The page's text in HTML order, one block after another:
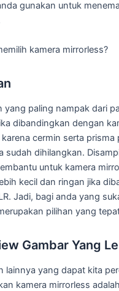
gunakan untuk
kamera mirrorless?
yang paling nampak dari
dibandingkan dengan
cermin serta prisma
sudah dihilangkan.
untuk kamera
kecil dan ringan jika
Jadi, bagi anda yang
pilihan yang
Gambar Yang
lainnya yang dapat kita
kamera mirrorless